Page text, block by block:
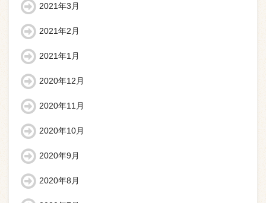
2021年3月
2021年2月
2021年1月
2020年12月
2020年11月
2020年10月
2020年9月
2020年8月